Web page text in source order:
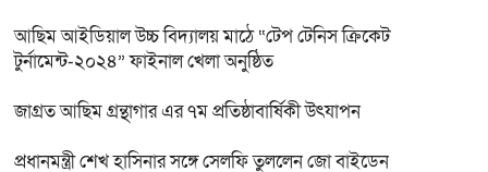
আছিম আইডিয়াল উচ্চ বিদ্যালয় মাঠে “টেপ টেনিস ক্রিকেট
টুর্নামেন্ট-২০২৪” ফাইনাল খেলা অনুষ্ঠিত
জাগ্রত আছিম গ্রন্থাগার এর ৭ম প্রতিষ্ঠাবার্ষিকী উৎযাপন
প্রধানমন্ত্রী শেখ হাসিনার সঙ্গে সেলফি তুললেন জো বাইডেন